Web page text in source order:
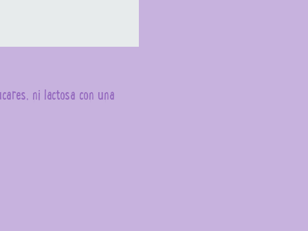
ni lactosa con una